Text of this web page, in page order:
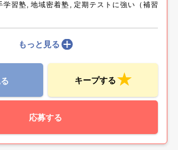
学習塾, 地域密着塾, 定期テストに強い（補習
もっと見る
キープする
応募する